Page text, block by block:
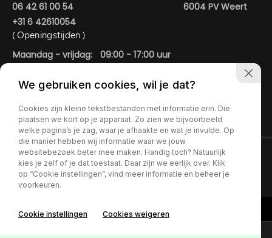
06 42 61 00 54
+31 6 42610054
6004 PV Weert
( Openingstijden )
Maandag - vrijdag:
09:00 - 17:00 uur
In de avonduren geopend op afspraak.
AUTOWERELD ROYAAL
Contact
We gebruiken cookies, wil je dat?
Cookies zijn kleine tekstbestanden met informatie erin. Die
plaatsen we kort op je apparaat. Zo zien we bijvoorbeeld
welke pagina’s je zag, waar je afhaakte en wat je invulde. Op
die manier hebben wij informatie waar we jouw
websitebezoek beter mee maken. Handig toch? Natuurlijk
kies je zelf of je dat toestaat. Daar zijn we eerlijk over. Klik
op “Cookie instellingen”, vind meer informatie en beheer je
voorkeuren.
Cookie instellingen Cookies weigeren